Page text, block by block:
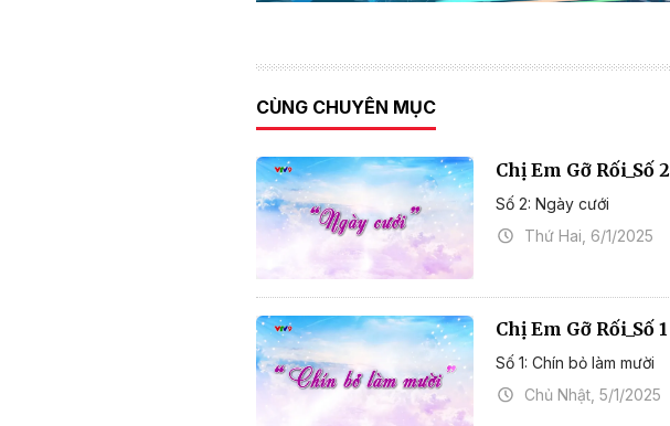
CÙNG CHUYÊN MỤC
Chị Em Gỡ Rối_Số 2
Số 2: Ngày cưới
Thứ Hai, 6/1/2025
Chị Em Gỡ Rối_Số 1
Số 1: Chín bỏ làm mười
Chủ Nhật, 5/1/2025